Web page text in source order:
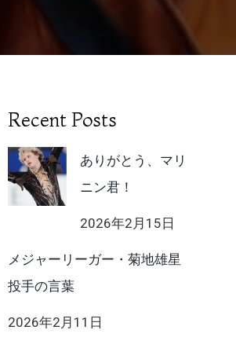
Recent Posts
ありがとう、マリ
ニン君！
2026年2月15日
メジャーリーガー・菊地雄星
投手の言葉
2026年2月11日